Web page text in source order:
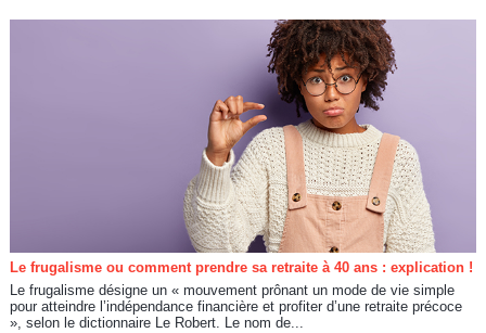
Le frugalisme ou comment prendre sa retraite à 40 ans : explication !
Le frugalisme désigne un « mouvement prônant un mode de vie simple
pour atteindre l’indépendance financière et profiter d’une retraite précoce
», selon le dictionnaire Le Robert. Le nom de...